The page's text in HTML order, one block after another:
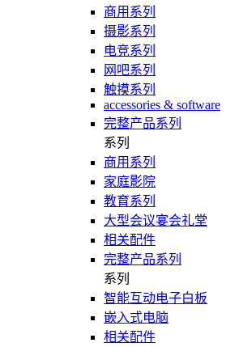
商用系列
摄影系列
电竞系列
网吧系列
触摸系列
accessories & software
完整产品系列
系列
商用系列
家庭影院
教育系列
大型会议宴会礼堂
相关配件
完整产品系列
系列
智能互动电子白板
嵌入式电脑
相关配件